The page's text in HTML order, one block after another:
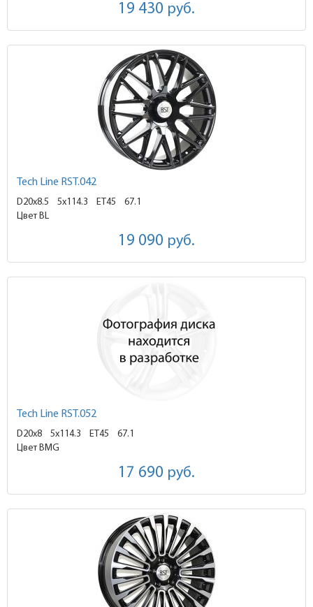
19 430 руб.
Tech Line RST.042
D20x8.5 5x114.3 ET45
67.1
Цвет BL
19 090 руб.
Tech Line RST.052
D20x8 5x114.3 ET45
67.1
Цвет BMG
17 690 руб.